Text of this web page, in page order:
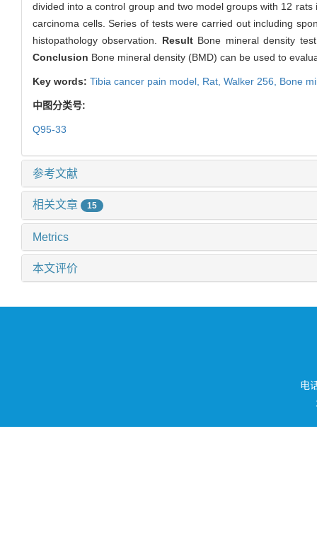
divided into a control group and two model groups with 12
carcinoma cells. Series of tests were carried out including
histopathology observation. ResultBone mineral density
Conclusion Bone mineral density (BMD) can be used to
Key words: Tibia cancer pain model, Rat, Walker 256, Bone
中图分类号:
Q95-33
参考文献
相关文章 15
Metrics
本文评价
电